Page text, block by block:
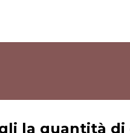
la quantità